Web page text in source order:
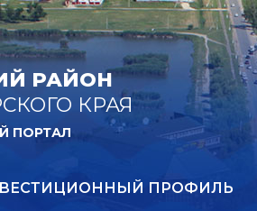
РАЙОН
КРАЯ
ПОРТАЛ
ПРОФИЛЬ